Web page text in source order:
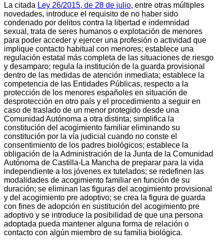
La citada Ley 26/2015, de 28 de julio, entre otras múltiples
novedades, introduce el requisito de no haber sido
condenado por delitos contra la libertad e indemnidad
sexual, trata de seres humanos o explotación de menores
para poder acceder y ejercer una profesión o actividad que
implique contacto habitual con menores; establece una
regulación estatal más completa de las situaciones de riesgo
y desamparo; regula la institución de la guarda provisional
dentro de las medidas de atención inmediata; establece la
competencia de las Entidades Públicas, respecto a la
protección de los menores españoles en situación de
desprotección en otro país y el procedimiento a seguir en
caso de traslado de un menor protegido desde una
Comunidad Autónoma a otra distinta; simplifica la
constitución del acogimiento familiar eliminando su
constitución por la vía judicial cuando no conste el
consentimiento de los padres biológicos; establece la
obligación de la Administración de la Junta de la Comunidad
Autónoma de Castilla-La Mancha de preparar para la vida
independiente a los jóvenes ex tutelados; se redefinen las
modalidades de acogimiento familiar en función de su
duración; se eliminan las figuras del acogimiento provisional
y del acogimiento pre adoptivo; se crea la figura de guarda
con fines de adopción en sustitución del acogimiento pre
adoptivo y se introduce la posibilidad de que una persona
adoptada pueda mantener alguna forma de relación o
contacto con algún miembro de su familia biológica.